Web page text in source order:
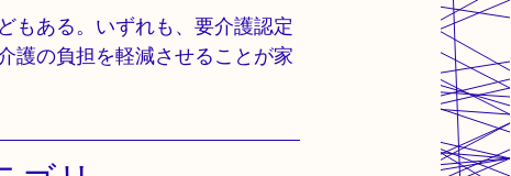
もある。いずれも、要介護認定
護の負担を軽減させることが家